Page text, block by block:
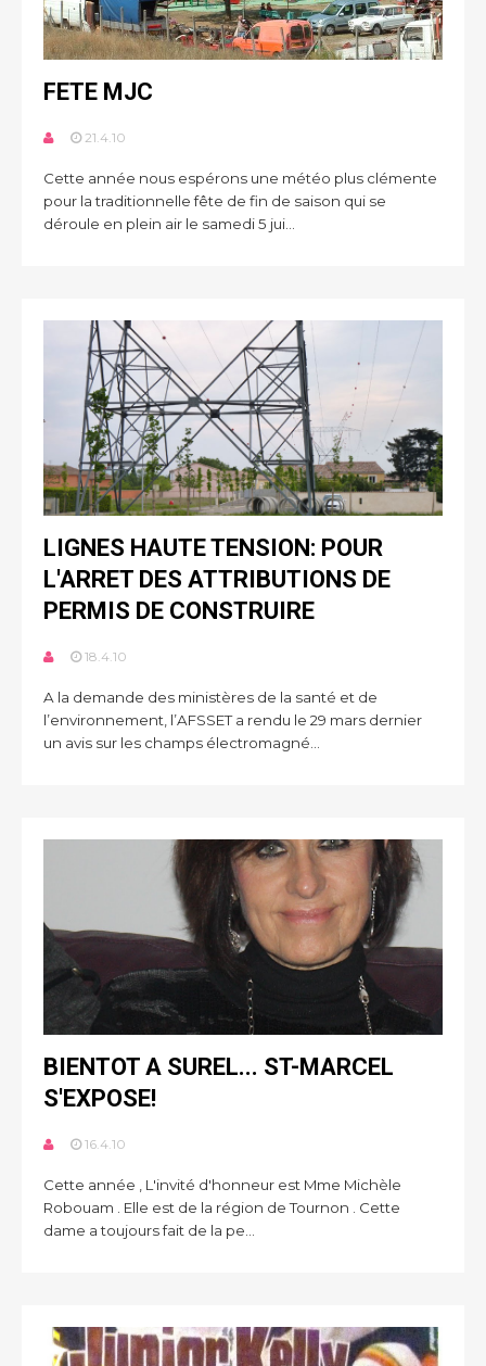
FETE MJC
21.4.10
Cette année nous espérons une météo plus clémente
pour la traditionnelle fête de fin de saison qui se
déroule en plein air le samedi 5 jui...
LIGNES HAUTE TENSION: POUR
L'ARRET DES ATTRIBUTIONS DE
PERMIS DE CONSTRUIRE
18.4.10
A la demande des ministères de la santé et de
l’environnement, l’AFSSET a rendu le 29 mars dernier
un avis sur les champs électromagné...
BIENTOT A SUREL... ST-MARCEL
S'EXPOSE!
16.4.10
Cette année , L'invité d'honneur est Mme Michèle
Robouam . Elle est de la région de Tournon . Cette
dame a toujours fait de la pe...